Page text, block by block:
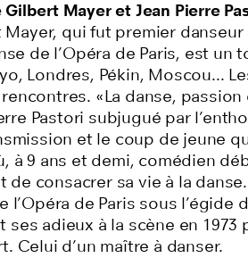
Mayer et Jean Pierre
Mayer, qui fut premier
de l’Opéra de Paris, est un
Londres, Pékin, Moscou...
«La danse, passion
Pastori subjugué par
et le coup de jeune
à 9 ans et demi, comédien
consacrer sa vie à la danse.
de Paris sous l’égide
adieux à la scène en 1973
Celui d’un maître à danser.